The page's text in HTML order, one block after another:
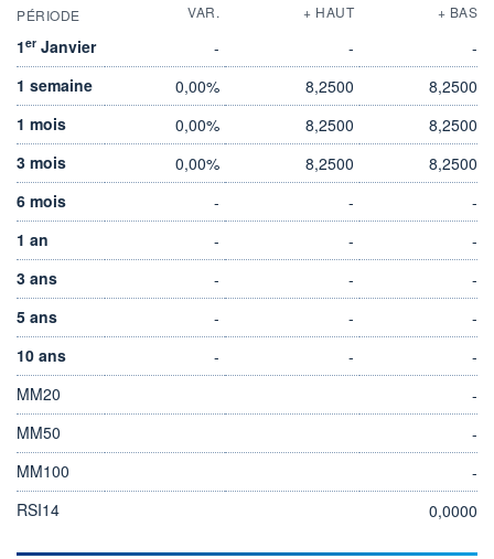
PÉRIODE VAR. + HAUT + BAS
1er Janvier - -
-
1 semaine
0,00% 8,2500
8,2500
1 mois
0,00% 8,2500
8,2500
3 mois
0,00% 8,2500
8,2500
6 mois
- -
-
1 an
- -
-
3 ans
- -
-
5 ans
- -
-
10 ans
- -
-
MM20
-
MM50
-
MM100
-
RSI14
0,0000